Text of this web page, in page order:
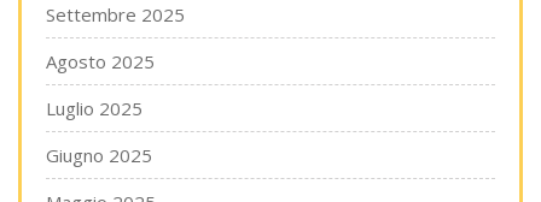
Settembre 2025
Agosto 2025
Luglio 2025
Giugno 2025